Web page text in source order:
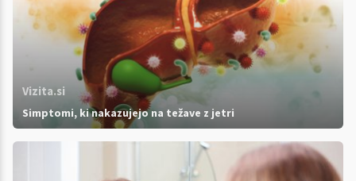
Vizita.si
Simptomi, ki nakazujejo na težave z jetri